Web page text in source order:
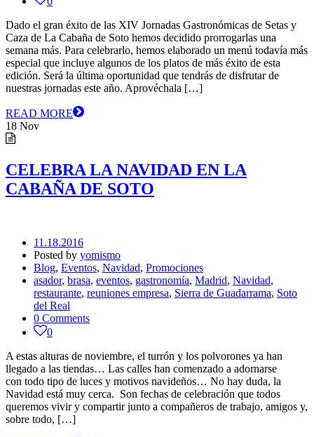
Dado el gran éxito de las XIV Jornadas Gastronómicas de Setas y
Caza de La Cabaña de Soto hemos decidido prorrogarlas una
semana más. Para celebrarlo, hemos elaborado un menú todavía más
especial que incluye algunos de los platos de más éxito de esta
edición. Será la última oportunidad que tendrás de disfrutar de
nuestras jornadas este año. Aprovéchala […]
READ MORE
18 Nov
CELEBRA LA NAVIDAD EN LA
CABAÑA DE SOTO
11.18.2016
Posted by yomismo
Blog, Eventos, Navidad, Promociones
asador, brasa, eventos, gastronomía, Madrid, Navidad,
restaurante, reuniones empresa, Sierra de Guadarrama, Soto
del Real
0 Comments
0
A estas alturas de noviembre, el turrón y los polvorones ya han
llegado a las tiendas… Las calles han comenzado a adornarse
con todo tipo de luces y motivos navideños… No hay duda, la
Navidad está muy cerca. Son fechas de celebración que todos
queremos vivir y compartir junto a compañeros de trabajo, amigos y,
sobre todo, […]